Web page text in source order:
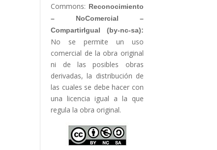
Commons: Reconocimiento
– NoComercial –
CompartirIgual
(by-nc-sa):
No se permite un uso
comercial de la obra original
ni de las posibles obras
derivadas, la distribución de
las cuales se debe hacer con
una licencia igual a la que
regula la obra original.